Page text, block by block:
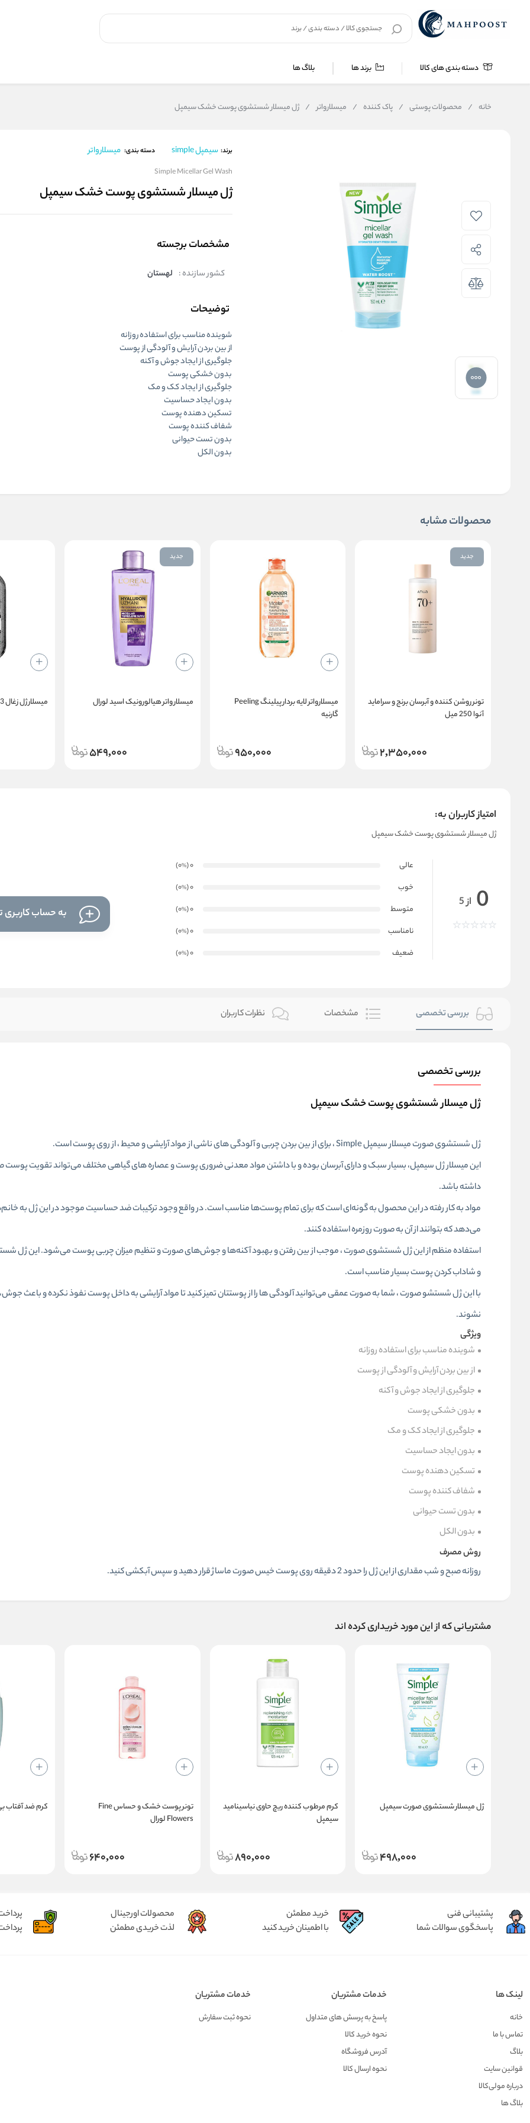
دسته بندی های کالا برند ها بلاگ ها
خانه / محصولات پوستی / پاک کننده / میسلارواتر / ژل میسلار شستشوی پوست خشک سیمپل
برند: سیمپل simple دسته بندی: میسلارواتر
Simple Micellar Gel Wash
ژل میسلار شستشوی پوست خشک سیمپل
مشخصات برجسته
کشور سازنده : لهستان
توضیحات
شوینده مناسب برای استفاده روزانه
از بین بردن آرایش و آلودگی از پوست
جلوگیری از ایجاد جوش و آکنه
بدون خشکی پوست
جلوگیری از ایجاد کک و مک
بدون ایجاد حساسیت
تسکین دهنده پوست
شفاف کننده پوست
بدون تست حیوانی
بدون الکل
محصولات مشابه
جدید
تونر روشن کننده و آبرسان برنج و سراماید
آنوا 250 میل
2,350,000
میسلارواتر لایه بردار پیلینگ Peeling
گارنیه
950,000
جدید
میسلار واتر هیالورونیک اسید لورال
549,000
میسلار ژل زغال 3 در 1 گارنیه
امتیاز کاربران به:
ژل میسلار شستشوی پوست خشک سیمپل
0 از 5
عالی 0
(0
%
)
خوب
0
(0
%
)
متوسط
0
(0
%
)
نامناسب
0
(0
%
)
ضعیف
0
(0
%
)
به حساب کاربری
بررسی تخصصی مشخصات نظرات کاربران
بررسی تخصصی
ژل میسلار شستشوی پوست خشک سیمپل
ژل شستشوی صورت میسلار سیمپل Simple ، برای از بین بردن چربی و آلودگی های ناشی از مواد آرایشی و محیط ، از روی پوست است.
این میسلار ژل سیمپل، بسیار سبک و دارای آبرسان بوده و با داشتن مواد معدنی ضروری پوست و عصاره‌ های گیاهی مختلف می‌تواند تقویت پوست
داشته باشد.
مواد به کار رفته در این محصول به گونه‌ای است که برای تمام پوست‌ها مناسب است. در واقع وجود ترکیبات ضد حساسیت موجود در این ژل به
می‌دهد که بتوانند از آن به صورت روزمره استفاده کنند.
استفاده منظم از این ژل شستشوی صورت ، موجب از بین رفتن و بهبود آکنه‌ها و جوش‌های صورت و تنظیم میزان چربی پوست می‌شود. این ژل
و شاداب کردن پوست بسیار مناسب است.
با این ژل شستشو صورت ، شما به صورت عمقی می‌توانید آلودگی ها را از پوستتان تمیز کنید تا مواد آرایشی به داخل پوست نفوذ نکرده و باعث
نشوند.
ویژگی
شوینده مناسب برای استفاده روزانه
از بین بردن آرایش و آلودگی از پوست
جلوگیری از ایجاد جوش و آکنه
بدون خشکی پوست
جلوگیری از ایجاد کک و مک
بدون ایجاد حساسیت
تسکین دهنده پوست
شفاف کننده پوست
بدون تست حیوانی
بدون الکل
روش مصرف
روزانه صبح و شب مقداری از این ژل را حدود 2 دقیقه روی پوست خیس صورت ماساژ قرار دهید و سپس آبکشی کنید.
مشتریانی که از این مورد خریداری کرده اند
ژل میسلار شستشوی صورت سیمپل
498,000
کرم مرطوب کننده ریچ حاوی نیاسینامید
سیمپل
890,000
تونر پوست خشک و حساس Fine
Flowers لورال
640,000
کرم ضد آفتاب
پشتیبانی فنی
پاسخگوی سوالات شما
خرید مطمئن
با اطمینان خرید کنید
محصولات اورجینال
لذت خریدی مطمئن
لینک ها
خانه
تماس با ما
بلاگ
قوانین سایت
درباره مولی‌کالا
بلاگ ها
خدمات مشتریان
پاسخ به پرسش های متداول
نحوه خرید کالا
آدرس فروشگاه
نحوه ارسال کالا
خدمات مشتریان
نحوه ثبت سفارش